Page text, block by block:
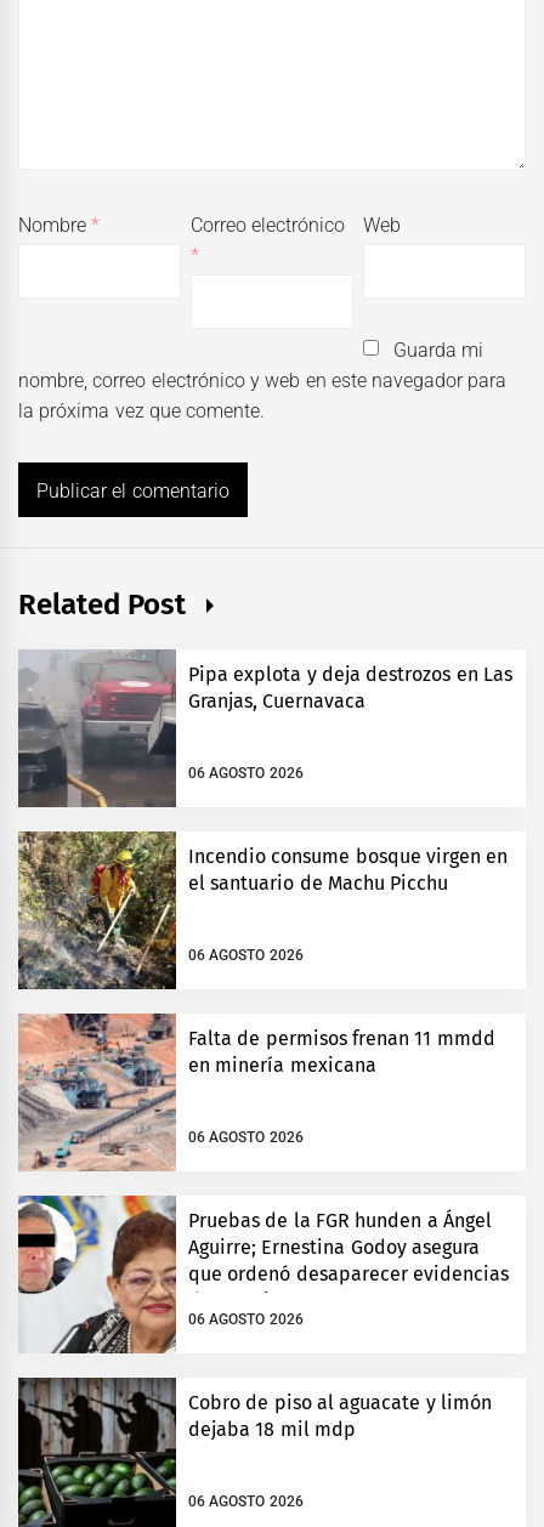
Nombre*
Correo electrónico
*
Web
Guarda mi
nombre, correo electrónico y web en este navegador para
la próxima vez que comente.
Related Post
Pipa explota y deja destrozos en Las
Granjas, Cuernavaca
06 AGOSTO 2026
Incendio consume bosque virgen en
el santuario de Machu Picchu
06 AGOSTO 2026
Falta de permisos frenan 11 mmdd
en minería mexicana
06 AGOSTO 2026
Pruebas de la FGR hunden a Ángel
Aguirre; Ernestina Godoy asegura
que ordenó desaparecer evidencias
de Ayotzinapa
06 AGOSTO 2026
Cobro de piso al aguacate y limón
dejaba 18 mil mdp
06 AGOSTO 2026